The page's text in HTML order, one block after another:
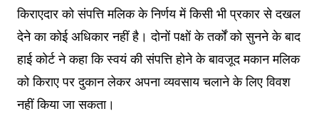
किराएदार को संपत्ति मलिक के निर्णय में किसी भी प्रकार से दखल
देने का कोई अधिकार नहीं है। दोनों पक्षों के तर्कों को सुनने के बाद
हाई कोर्ट ने कहा कि स्वयं की संपत्ति होने के बावजूद मकान मलिक
को किराए पर दुकान लेकर अपना व्यवसाय चलाने के लिए विवश
नहीं किया जा सकता।